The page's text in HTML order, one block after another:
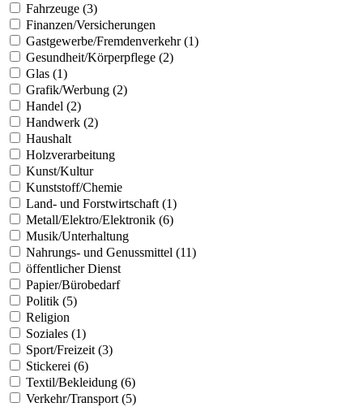
Fahrzeuge (3)
Finanzen/Versicherungen
Gastgewerbe/Fremdenverkehr (1)
Gesundheit/Körperpflege (2)
Glas (1)
Grafik/Werbung (2)
Handel (2)
Handwerk (2)
Haushalt
Holzverarbeitung
Kunst/Kultur
Kunststoff/Chemie
Land- und Forstwirtschaft (1)
Metall/Elektro/Elektronik (6)
Musik/Unterhaltung
Nahrungs- und Genussmittel (11)
öffentlicher Dienst
Papier/Bürobedarf
Politik (5)
Religion
Soziales (1)
Sport/Freizeit (3)
Stickerei (6)
Textil/Bekleidung (6)
Verkehr/Transport (5)